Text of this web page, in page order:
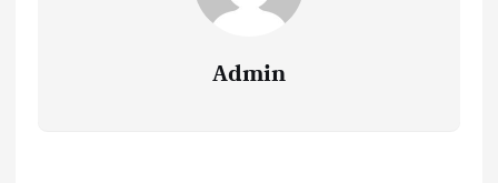
Admin